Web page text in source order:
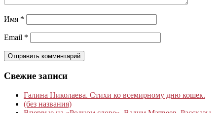
Имя *
Email *
Свежие записи
Галина Николаева. Стихи ко всемирному дню кошек.
(без названия)